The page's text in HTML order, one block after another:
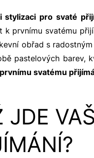
stylizaci pro svaté
k prvnímu svatému
obřad s
pastelových barev,
svatému